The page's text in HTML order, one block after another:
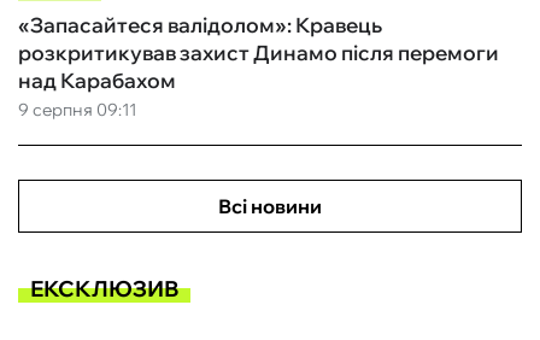
9 серпня 09:11
«Запасайтеся валідолом»: Кравець
розкритикував захист Динамо після перемоги
над Карабахом
Всі новини
ЕКСКЛЮЗИВ